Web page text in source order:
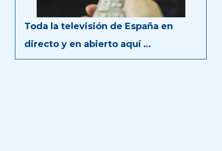
Toda la televisión de España en
directo y en abierto aquí …